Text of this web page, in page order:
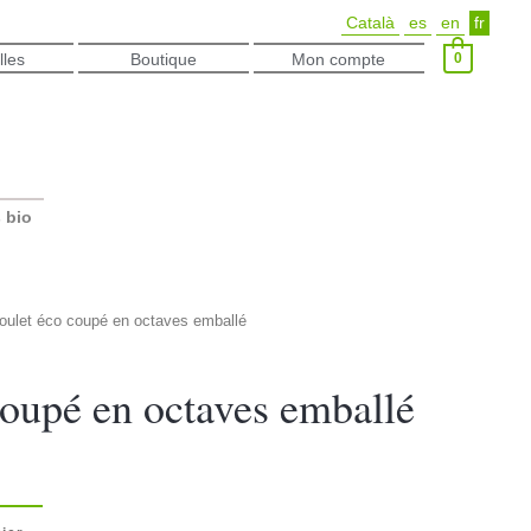
Boutique Mon compte 0
Català es en fr
bio
éco coupé en octaves emballé
en octaves emballé